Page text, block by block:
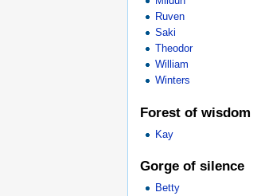
Ruven
Saki
Theodor
William
Winters
Forest of wisdom
Kay
Gorge of silence
Betty